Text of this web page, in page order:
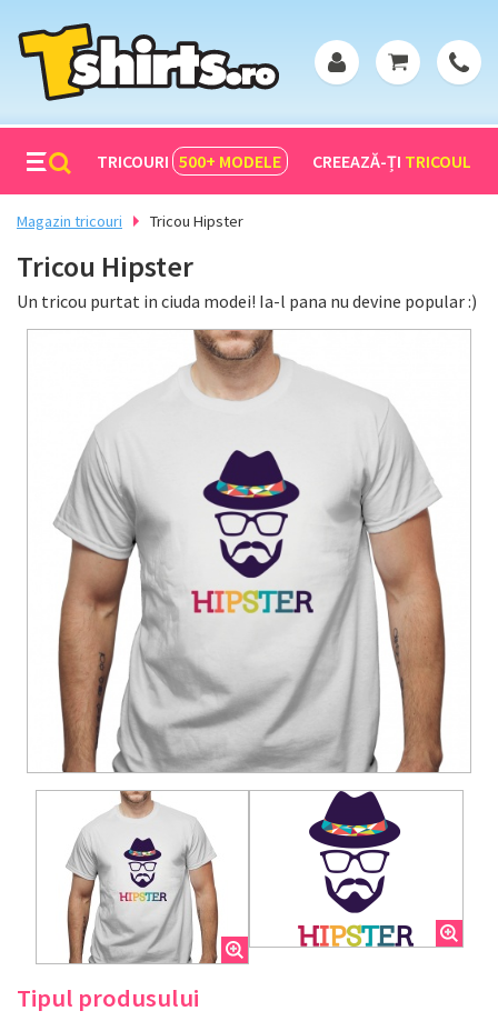
TRICOURI 500+ MODELE CREEAZĂ-ȚI TRICOUL
Magazin tricouri Tricou Hipster
Tricou Hipster
Un tricou purtat in ciuda modei! Ia-l pana nu devine popular :)
Tipul produsului